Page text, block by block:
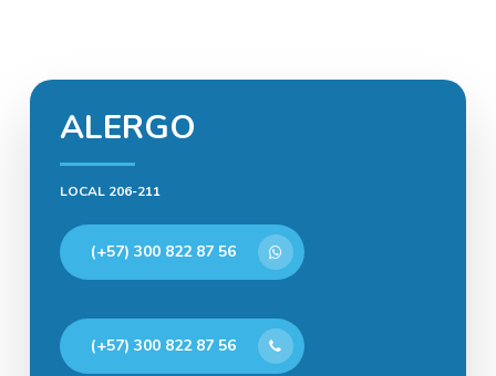
ALERGO
LOCAL 206-211
(+57) 300 822 87 56
(+57) 300 822 87 56